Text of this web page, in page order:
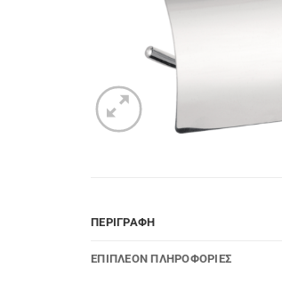
ΠΕΡΙΓΡΑΦΉ
ΕΠΙΠΛΈΟΝ ΠΛΗΡΟΦΟΡΊΕΣ